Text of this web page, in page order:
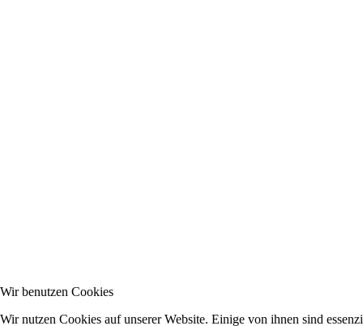
Wir benutzen Cookies
Wir nutzen Cookies auf unserer Website. Einige von ihnen sind